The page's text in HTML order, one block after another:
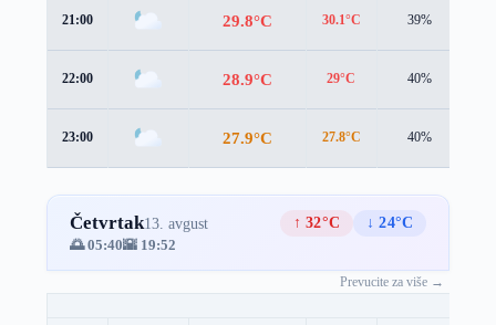
21:00 29.8°C 30.1°C 39%
22:00 28.9°C 29°C 40%
23:00 27.9°C 27.8°C 40%
Četvrtak13. avgust ↑ 32°C
↓ 24°C
🌅 05:40🌇 19:52
Prevucite za više →